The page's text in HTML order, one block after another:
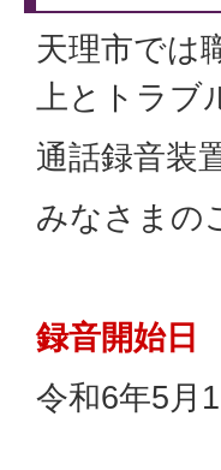
天理市では
上とトラブ
通話録音装
みなさまの
録音開始日
令和6年5月